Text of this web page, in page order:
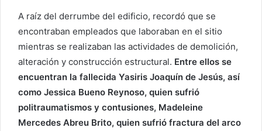
A raíz del derrumbe del edificio, recordó que se
encontraban empleados que laboraban en el sitio
mientras se realizaban las actividades de demolición,
alteración y construcción estructural. Entre ellos se
encuentran la fallecida Yasiris Joaquín de Jesús, así
como Jessica Bueno Reynoso, quien sufrió
politraumatismos y contusiones, Madeleine
Mercedes Abreu Brito, quien sufrió fractura del arco